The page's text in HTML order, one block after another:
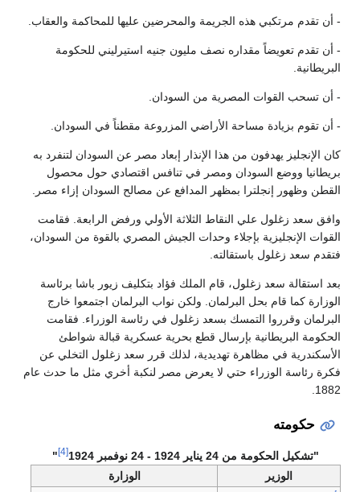
- أن تقدم مرتكبي هذه الجريمة والمحرضين عليها للمحاكمة والعقاب.
- أن تقدم تعويضاً مقداره نصف مليون جنيه استيرليني للحكومة
البريطانية.
- أن تسحب القوات المصرية من السودان.
- أن تقوم بزيادة مساحة الأراضي المزروعة مقطناً في السودان.
كان الإنجليز يهدفون من هذا الإنذار إبعاد مصر عن السودان لتنفرد به
بريطانيا ووضع السودان ومصر في تنافس اقتصادي حول محصول
القطن وظهور إنجلترا بمظهر المدافع عن مصالح السودان إزاء مصر.
وافق سعد زغلول علي النقاط الثلاثة الأولي ورفض الرابعة. فقامت
القوات الإنجليزية بإجلاء وحدات الجيش المصري بالقوة من السودان،
فتقدم سعد زغلول باستقالته.
بعد استقالة سعد زغلول، قام الملك فؤاد بتكليف زيور باشا برئاسة
الوزارة كما قام بحل البرلمان. ولكن نواب البرلمان اجتمعوا خارج
البرلمان وقرروا التمسك بسعد زغلول في رئاسة الوزراء. فقامت
الحكومة البريطانية بإرسال قطع بحرية عسكرية قبالة شواطئ
الأسكندرية في مظاهرة تهديدية، لذلك قرر سعد زغلول التخلي عن
فكرة رئاسة الوزراء حتي لا يعرض مصر لنكبة أخري مثل ما حدث عام
1882.
حكومته
"تشكيل الحكومة من 24 يناير 1924 - 24 نوفمبر 1924 [4]
"
الوزير
الوزارة